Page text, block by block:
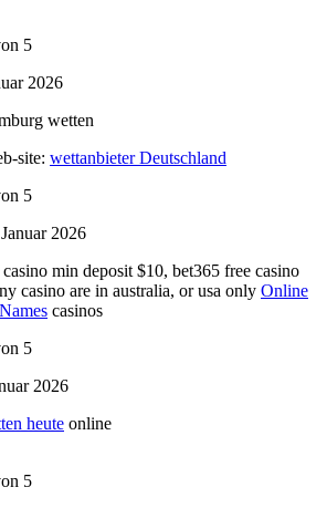
5
2026
wetten
site: wettanbieter Deutschland
5
2026
min deposit $10, bet365 free casino
casino are in australia, or usa only Online
casinos
5
2026
heute online
5